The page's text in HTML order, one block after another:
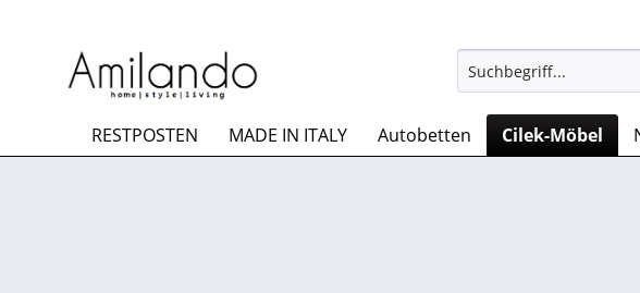
RESTPOSTEN MADE IN ITALY Autobetten Cilek-Möbel